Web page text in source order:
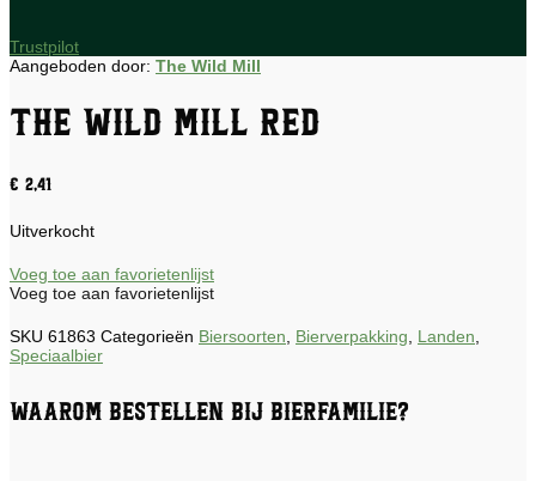
Trustpilot
Aangeboden door: The Wild Mill
The Wild Mill Red
€ 2,41
Uitverkocht
Voeg toe aan favorietenlijst
Voeg toe aan favorietenlijst
SKU 61863 Categorieën Biersoorten Bierverpakking Landen
Speciaalbier
Waarom bestellen bij Bierfamilie?